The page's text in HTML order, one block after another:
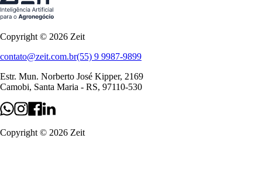
Copyright © 2026 Zeit
contato@zeit.com.br(55) 9 9987-9899
Estr. Mun. Norberto José Kipper, 2169
Camobi, Santa Maria - RS, 97110-530
Copyright © 2026 Zeit